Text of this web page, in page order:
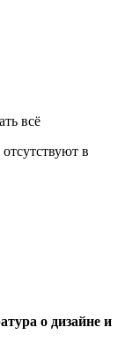
всё
в
о дизайне и